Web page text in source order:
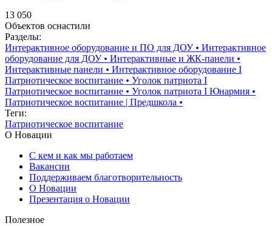
13 050
Объектов оснастили
Разделы:
Интерактивное оборудование и ПО для ДОУ• Интерактивное
оборудование для ДОУ• Интерактивные и ЖК-панели •
Интерактивные панели • Интерактивное оборудование I
Патриотическое воспитание • Уголок патриота I
Патриотическое воспитание • Уголок патриота I Юнармия •
Патриотическое воспитание | Предшкола •
Теги:
Патриотическое воспитание
О Новации
С кем и как мы работаем
Вакансии
Поддерживаем благотворительность
О Новации
Презентация о Новации
Полезное